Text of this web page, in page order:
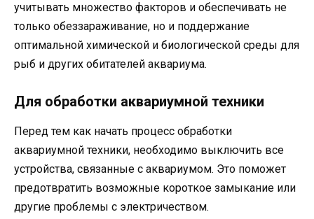
учитывать множество факторов и обеспечивать не
только обеззараживание, но и поддержание
оптимальной химической и биологической среды для
рыб и других обитателей аквариума.
Для обработки аквариумной техники
Перед тем как начать процесс обработки
аквариумной техники, необходимо выключить все
устройства, связанные с аквариумом. Это поможет
предотвратить возможные короткое замыкание или
другие проблемы с электричеством.